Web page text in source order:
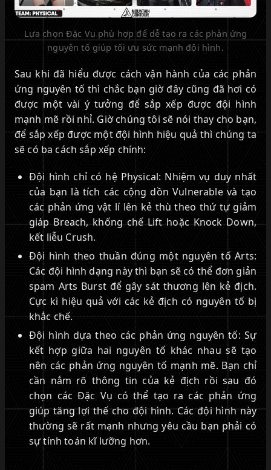
Lựa chọn Đặc Vụ phù hợp để dễ tạo ra các phản ứng
nguyên tố giúp tối ưu sức mạnh đội hình.
Sau khi đã hiểu được cách vận hành của các phản
ứng nguyên tố thì chắc bạn giờ đây cũng đã hơi có
được một vài ý tưởng để sắp xếp được đội hình
mạnh mẽ rồi nhỉ. Giờ chúng tôi sẽ nói thay cho bạn,
để sắp xếp được một đội hình hiệu quả thì chúng ta
sẽ có ba cách sắp xếp chính:
Đội hình chỉ có hệ Physical: Nhiệm vụ duy nhất
của bạn là tích các cộng dồn Vulnerable và tạo
các phản ứng vật lí lên kẻ thù theo thứ tự giảm
giáp Breach, khống chế Lift hoặc Knock Down,
kết liễu Crush.
Đội hình theo thuần đúng một nguyên tố Arts:
Các đội hình dạng này thì bạn sẽ có thể đơn giản
spam Arts Burst để gây sát thương lên kẻ địch.
Cực kì hiệu quả với các kẻ địch có nguyên tố bị
khắc chế.
Đội hình dựa theo các phản ứng nguyên tố: Sự
kết hợp giữa hai nguyên tố khác nhau sẽ tạo
nên các phản ứng nguyên tố mạnh mẽ. Bạn chỉ
cần nắm rõ thông tin của kẻ địch rồi sau đó
chọn các Đặc Vụ có thể tạo ra các phản ứng
giúp tăng lợi thế cho đội hình. Các đội hình này
thường sẽ rất mạnh nhưng yêu cầu bạn phải có
sự tính toán kĩ lưỡng hơn.